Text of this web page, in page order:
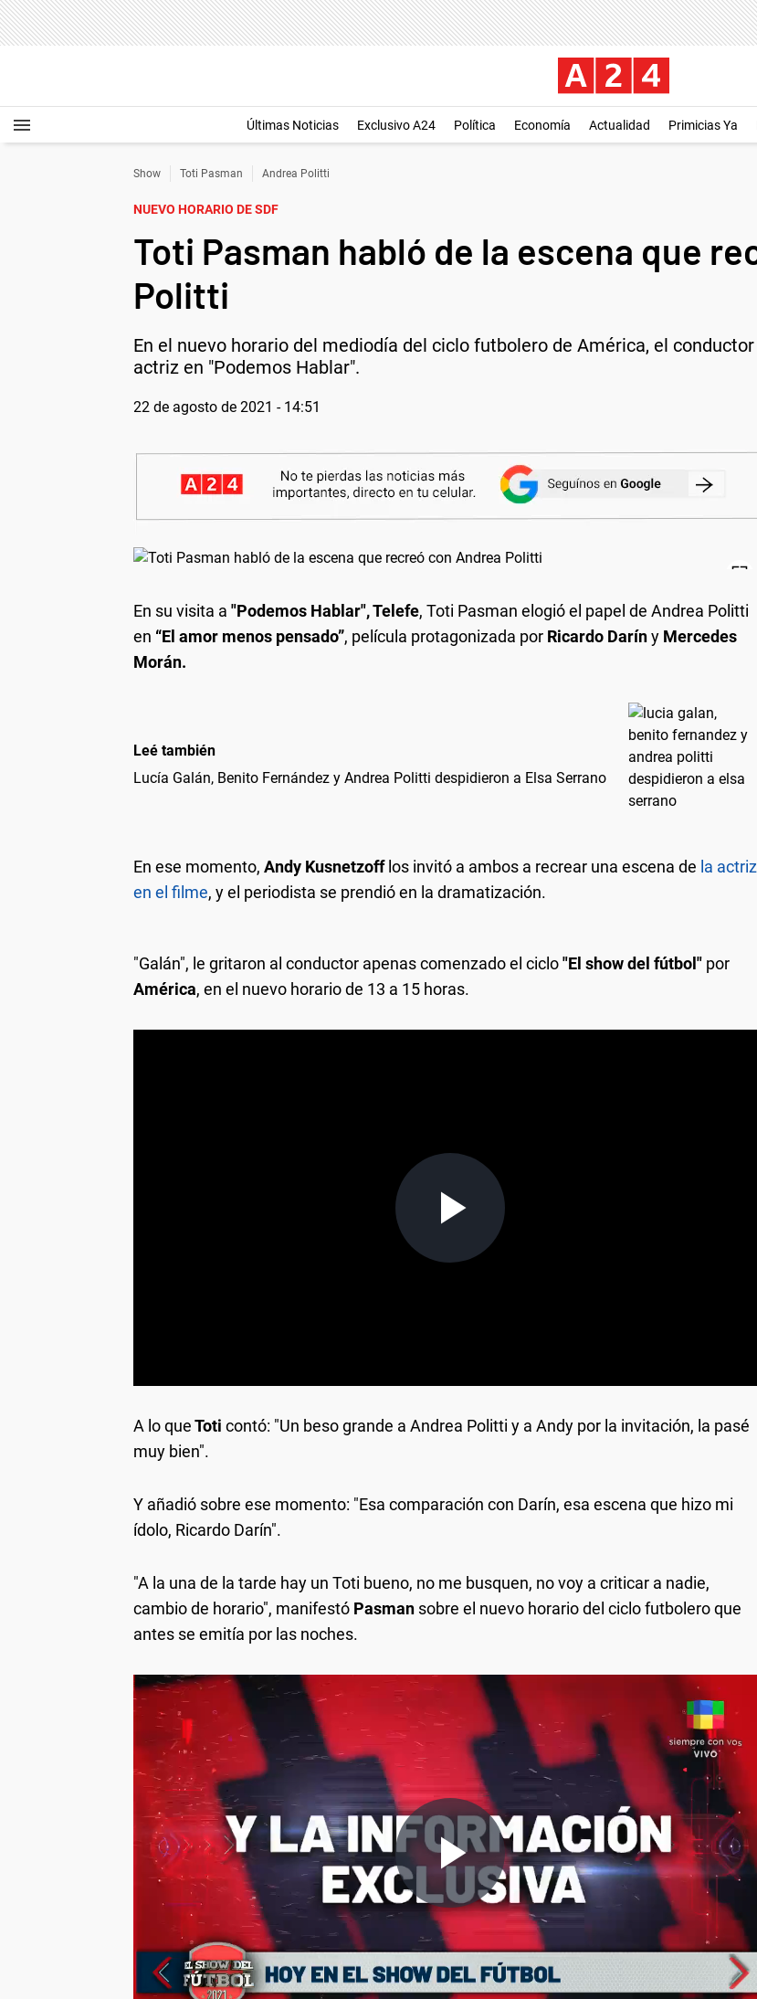
Últimas Noticias Exclusivo A24 Política Economía Actualidad Primicias Ya
Show Toti Pasman Andrea Politti
NUEVO HORARIO DE SDF
Toti Pasman habló de la escena que
Politti
En el nuevo horario del mediodía del ciclo futbolero de América, el
actriz en "Podemos Hablar".
22 de agosto de 2021 - 14:51
En su visita a "Podemos Hablar", Telefe, Toti Pasman elogió el papel de Andrea Politti
en “El amor menos pensado”, película protagonizada por Ricardo Daríny Mercedes
Morán.
Leé también
Lucía Galán, Benito Fernández y Andrea Politti despidieron a Elsa Serrano
En ese momento, Andy Kusnetzofflos invitó a ambos a recrear una escena de la actriz
en el filme, y el periodista se prendió en la dramatización.
"Galán", le gritaron al conductor apenas comenzado el ciclo"El show del fútbol" por
América, en el nuevo horario de 13 a 15 horas.
A lo queToti contó: "Un beso grande a Andrea Politti y a Andy por la invitación, la pasé
muy bien".
Y añadió sobre ese momento: "Esa comparación con Darín, esa escena que hizo mi
ídolo, Ricardo Darín".
"A la una de la tarde hay un Toti bueno, no me busquen, no voy a criticar a nadie,
cambio de horario", manifestó Pasman sobre el nuevo horario del ciclo futbolero que
antes se emitía por las noches.